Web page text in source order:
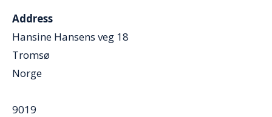
Address
Hansine Hansens veg 18
Tromsø
Norge
9019